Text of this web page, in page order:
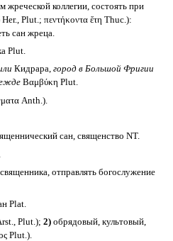
жреческой коллегии, состоять при
Plut.; πεντήκοντα ἔτη Thuc.):
сан жреца.
Plut.
Кидрара, город в Большой Фригии
Βαμβύκη Plut.
Anth.).
сан, священство NT.
отправлять богослужение
Plat.
Plut.); 2)обрядовый, культовый,
Plut.).